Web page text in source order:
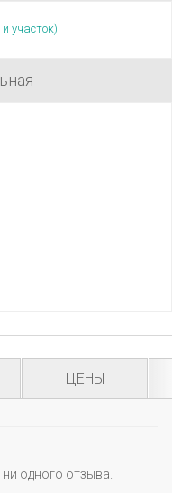
участок)
ЦЕНЫ
одного отзыва.